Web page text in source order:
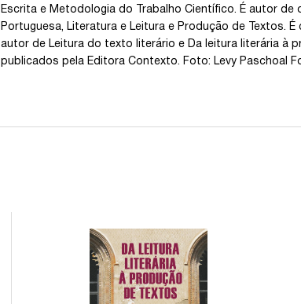
Escrita e Metodologia do Trabalho Científico. É autor
Portuguesa, Literatura e Leitura e Produção de Textos.
autor de Leitura do texto literário e Da leitura literária à
publicados pela Editora Contexto. Foto: Levy Paschoal